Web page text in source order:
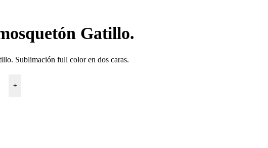
Gatillo.
Sublimación full color en dos caras.
+